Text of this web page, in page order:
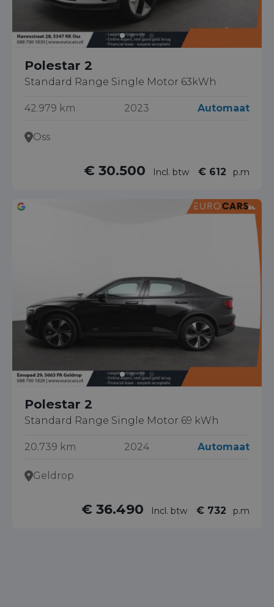
Polestar 2
Standard Range Single Motor 63kWh
42.979 km 2023 Automaat
Oss
€ 30.500 Incl. btw € 612 p.m
Polestar 2
Standard Range Single Motor 69 kWh
20.739 km 2024 Automaat
Geldrop
€ 36.490 Incl. btw € 732 p.m